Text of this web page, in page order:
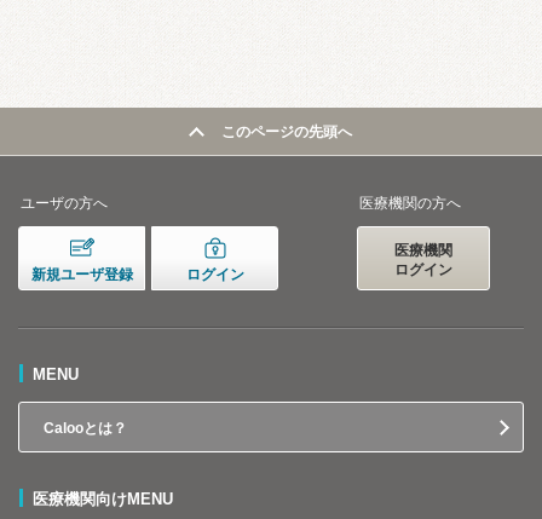
このページの先頭へ
ユーザの方へ
新規ユーザ登録 ログイン
医療機関の方へ
医療機関
ログイン
MENU
Calooとは？
医療機関向けMENU